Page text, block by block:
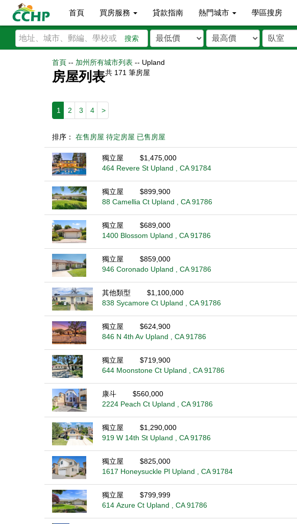
首頁 買房服務 貸款指南 熱門城市 學區搜房
搜索
首頁 -- 加州所有城市列表 -- Upland
房屋列表共 171 筆房屋
1 2 3 4 >
排序： 在售房屋 待定房屋 已售房屋
獨立屋
$1,475,000
464 Revere St Upland , CA 91784
獨立屋
$899,900
88 Camellia Ct Upland , CA 91786
獨立屋
$689,000
1400 Blossom Upland , CA 91786
獨立屋
$859,000
946 Coronado Upland , CA 91786
其他類型
$1,100,000
838 Sycamore Ct Upland , CA 91786
獨立屋
$624,900
846 N 4th Av Upland , CA 91786
獨立屋
$719,900
644 Moonstone Ct Upland , CA 91786
康斗
$560,000
2224 Peach Ct Upland , CA 91786
獨立屋
$1,290,000
919 W 14th St Upland , CA 91786
獨立屋
$825,000
1617 Honeysuckle Pl Upland , CA 91784
獨立屋
$799,999
614 Azure Ct Upland , CA 91786